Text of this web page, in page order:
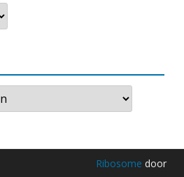
Ribosome door